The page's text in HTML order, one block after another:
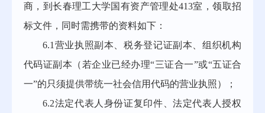
商，到长春理工大学国有资产管理处413室，领取招
标文件，同时需携带的资料如下：
6.1营业执照副本、税务登记证副本、组织机构
代码证副本（若企业已经办理“三证合一”或“五证合
一”的只须提供带统一社会信用代码的营业执照）；
6.2法定代表人身份证复印件、法定代表人授权